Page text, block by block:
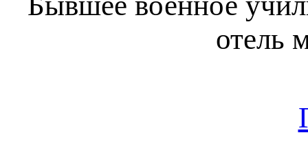
отель